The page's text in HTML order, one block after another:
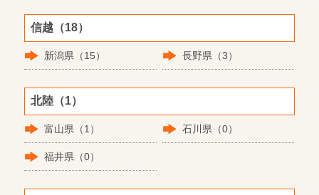
信越（18）
新潟県（15） 長野県（3）
北陸（1）
富山県（1） 石川県（0）
福井県（0）